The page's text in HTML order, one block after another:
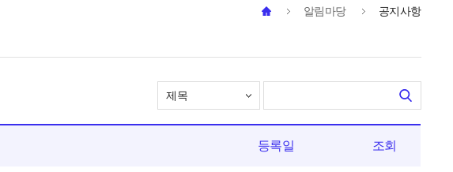
알림마당 공지사항
등록일 조회